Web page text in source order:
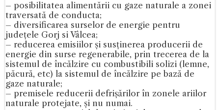
– posibilitatea alimentării cu gaze naturale a zonei
traversată de conducta;
– diversificarea surselor de energie pentru
județele Gorj si Vâlcea;
– reducerea emisiilor și susținerea producerii de
energie din surse regenerabile, prin trecerea de la
sistemul de încălzire cu combustibili solizi (lemne,
păcură, etc) la sistemul de încălzire pe bază de
gaze naturale;
– premisele reducerii defrișărilor în zonele ariilor
naturale protejate, și nu numai.